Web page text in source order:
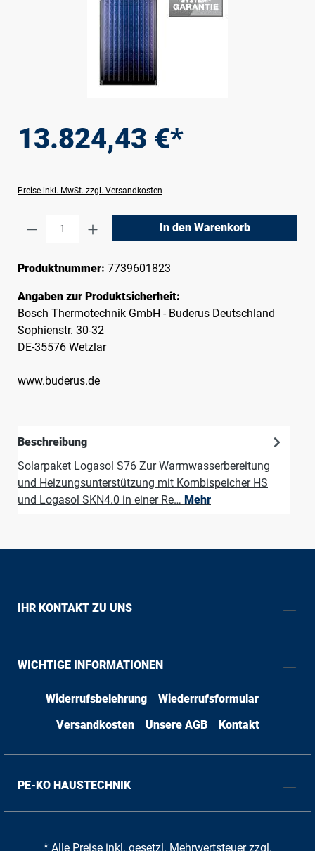
13.824,43 €*
Preise inkl. MwSt. zzgl. Versandkosten
Produkt Anzahl: Gib den gewünschten
In den Warenkorb
Produktnummer: 7739601823
Angaben zur Produktsicherheit:
Bosch Thermotechnik GmbH - Buderus Deutschland
Sophienstr. 30-32
DE-35576 Wetzlar
www.buderus.de
Beschreibung
Solarpaket Logasol S76 Zur Warmwasserbereitung
und Heizungsunterstützung mit Kombispeicher HS
und Logasol SKN4.0 in einer Re… Mehr
IHR KONTAKT ZU UNS
WICHTIGE INFORMATIONEN
Widerrufsbelehrung
Wiederrufsformular
Versandkosten
Unsere AGB Kontakt
PE-KO HAUSTECHNIK
* Alle Preise inkl. gesetzl. Mehrwertsteuer zzgl.